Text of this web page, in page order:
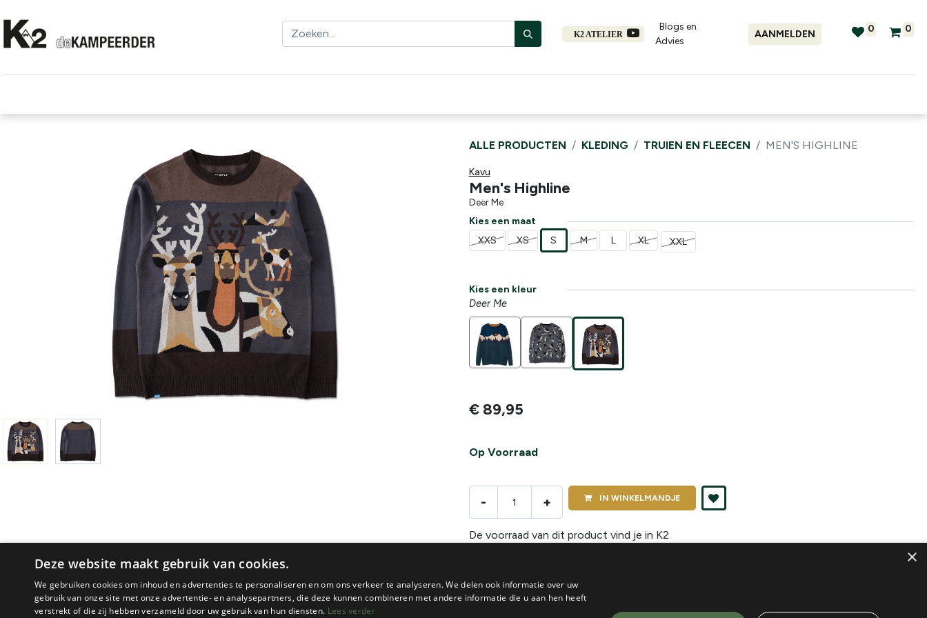
K2 ATELIER
Blogs en
Advies​
AANMELDEN 0 0
ALLE PRODUCTEN KLEDING TRUIEN EN FLEECEN MEN'S HIGHLINE
Kavu
Men's Highline
Deer Me
Kies een maat
XXS
XS S M L XL XXL
Kies een kleur
Deer Me
€ 89,95
Op Voorraad
- + IN WINKELMANDJE
De voorraad van dit product vind je in K2
×
Deze website maakt gebruik van cookies.
We gebruiken cookies om inhoud en advertenties te personaliseren en om ons verkeer te analyseren. We delen ook informatie over uw
gebruik van onze site met onze advertentie- en analysepartners, die deze kunnen combineren met andere informatie die u aan hen heeft
verstrekt of die zij hebben verzameld door uw gebruik van hun diensten. Lees verder